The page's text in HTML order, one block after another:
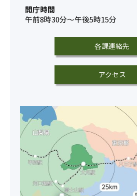
開庁時間
午前8時30分～午後5時15分
各課連絡先
アクセス